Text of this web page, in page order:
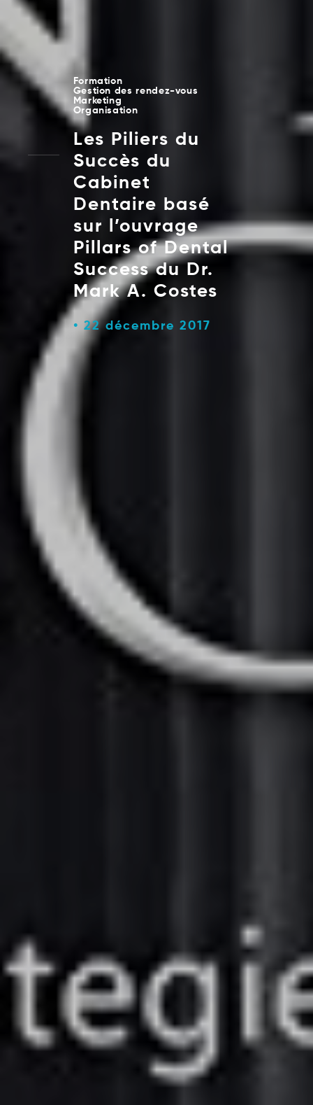
Formation
Gestion des rendez-vous
Marketing
Organisation
Les Piliers du
Succès du
Cabinet
Dentaire basé
sur l’ouvrage
Pillars of Dental
Success du Dr.
Mark A. Costes
22 décembre 2017